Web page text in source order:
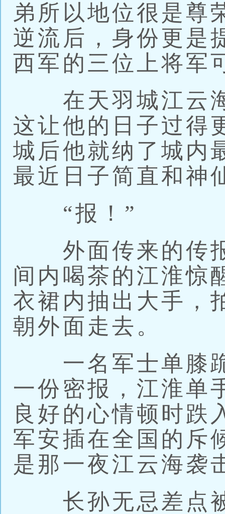
弟所以地位很是尊
逆流后，身份更是
西军的三位上将军
在天羽城江云海
这让他的日子过得
城后他就纳了城内
最近日子简直和神
“报！”
外面传来的传报
间内喝茶的江淮惊
衣裙内抽出大手，
朝外面走去。
一名军士单膝跪
一份密报，江淮单
良好的心情顿时跌
军安插在全国的
是那一夜江云海袭
长孙无忌差点被